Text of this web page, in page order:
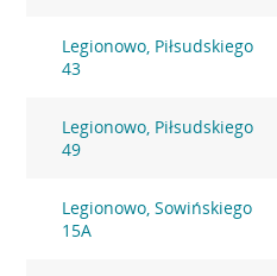
Legionowo, Piłsudskiego
43
Legionowo, Piłsudskiego
49
Legionowo, Sowińskiego
15A